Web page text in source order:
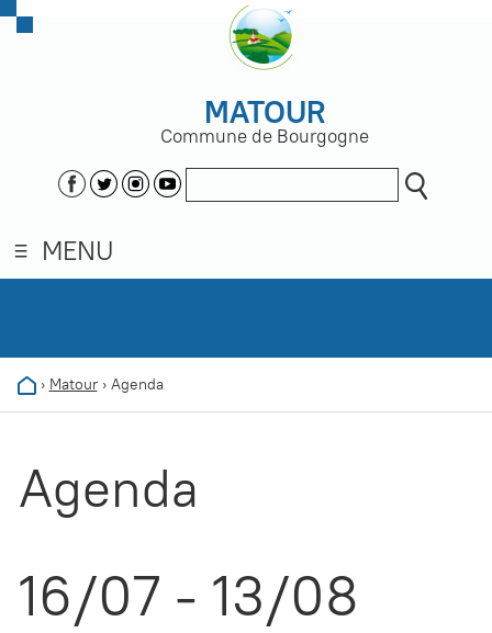
MATOUR
Commune de Bourgogne
MENU
› Matour› Agenda
Agenda
16/07 - 13/08